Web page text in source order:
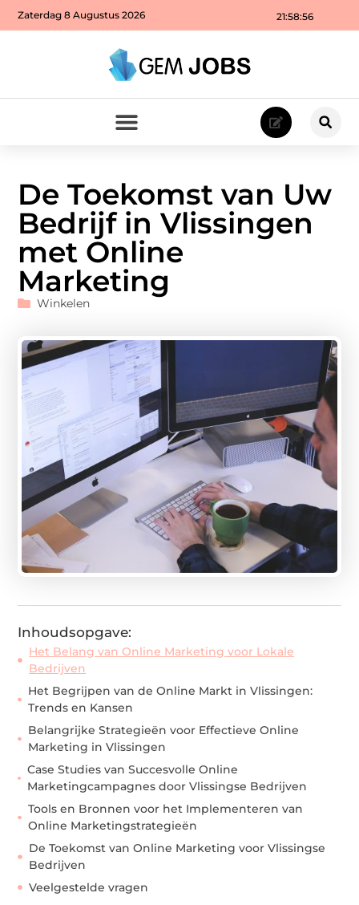
21:58:58
Zaterdag 8 Augustus 2026
De Toekomst van Uw
Bedrijf in Vlissingen
met Online
Marketing
Winkelen
Inhoudsopgave:
Het Belang van Online Marketing voor Lokale
Bedrijven
Het Begrijpen van de Online Markt in Vlissingen:
Trends en Kansen
Belangrijke Strategieën voor Effectieve Online
Marketing in Vlissingen
Case Studies van Succesvolle Online
Marketingcampagnes door Vlissingse Bedrijven
Tools en Bronnen voor het Implementeren van
Online Marketingstrategieën
De Toekomst van Online Marketing voor Vlissingse
Bedrijven
Veelgestelde vragen